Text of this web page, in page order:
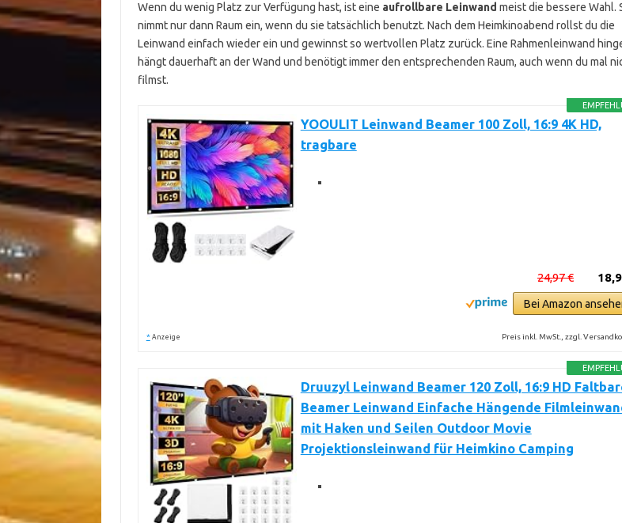
Wenn du wenig Platz zur Verfügung hast, ist eine aufrollbare Leinwand meist die bessere Wahl.
nimmt nur dann Raum ein, wenn du sie tatsächlich benutzt. Nach dem Heimkinoabend rollst du die
Leinwand einfach wieder ein und gewinnst so wertvollen Platz zurück. Eine Rahmenleinwand
hängt dauerhaft an der Wand und benötigt immer den entsprechenden Raum, auch wenn du mal
filmst.
YOOULIT Leinwand Beamer 100 Zoll, 16:9 4K HD,
tragbare
24,97 €
Bei Amazon
* Anzeige Preis inkl. MwSt., zzgl.
Druuzyl Leinwand Beamer 120 Zoll, 16:9 HD
Beamer Leinwand Einfache Hängende
mit Haken und Seilen Outdoor Movie
Projektionsleinwand für Heimkino Camping